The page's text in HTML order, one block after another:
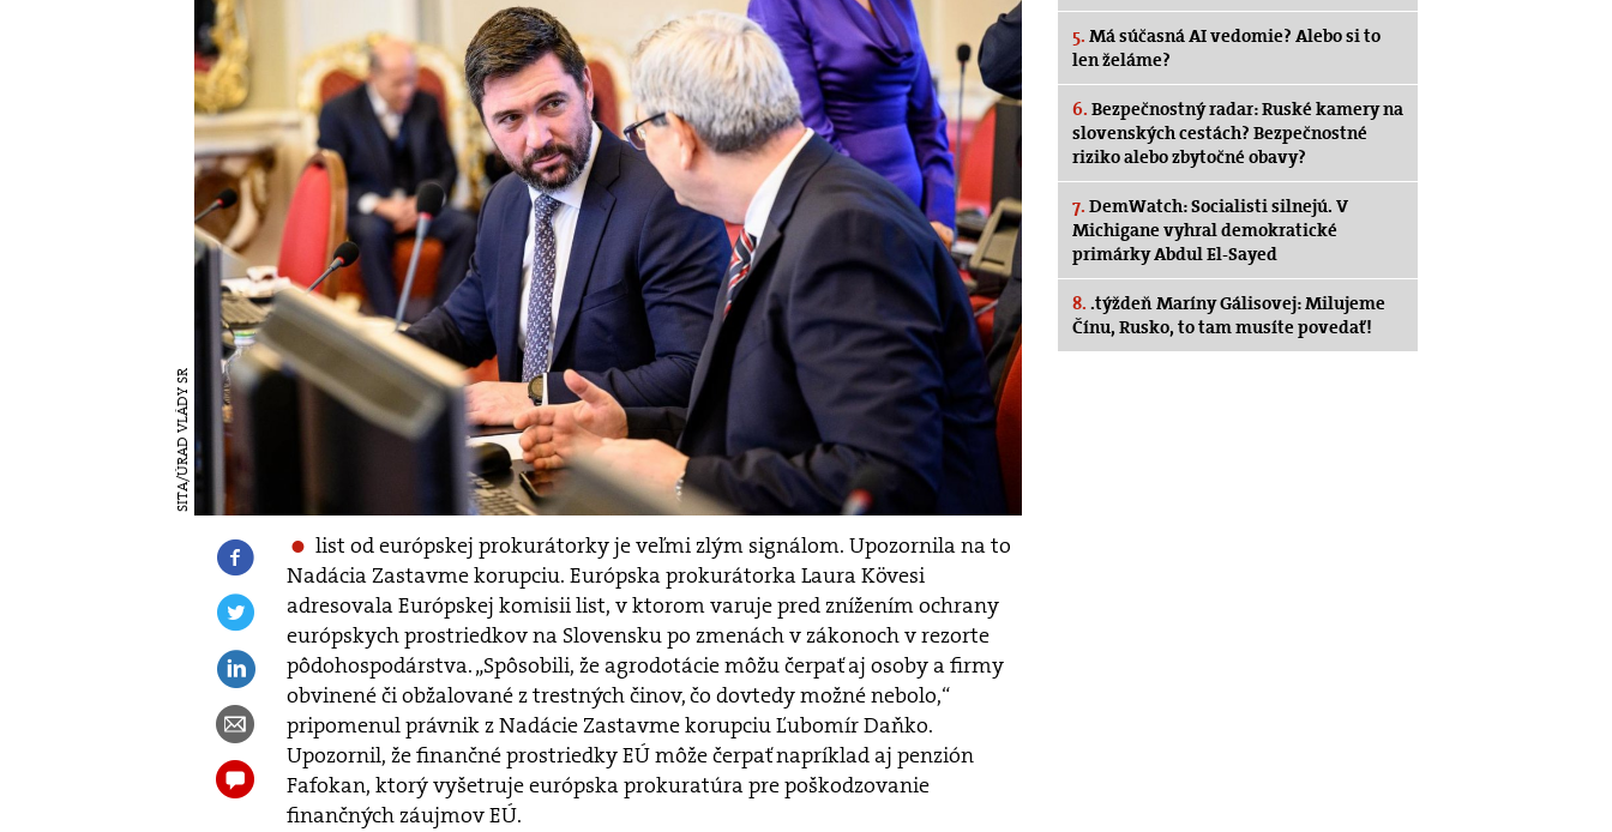
SITA/ÚRAD VLÁDY SR
list od európskej prokurátorky je veľmi zlým signálom. Upozornila na to
Nadácia Zastavme korupciu. Európska prokurátorka Laura Kövesi
adresovala Európskej komisii list, v ktorom varuje pred znížením ochrany
európskych prostriedkov na Slovensku po zmenách v zákonoch v rezorte
pôdohospodárstva. „Spôsobili, že agrodotácie môžu čerpať aj osoby a firmy
obvinené či obžalované z trestných činov, čo dovtedy možné nebolo,“
pripomenul právnik z Nadácie Zastavme korupciu Ľubomír Daňko.
Upozornil, že finančné prostriedky EÚ môže čerpať napríklad aj penzión
Fafokan, ktorý vyšetruje európska prokuratúra pre poškodzovanie
finančných záujmov EÚ.
5. Má súčasná AI vedomie? Alebo si to
len želáme?
6. Bezpečnostný radar: Ruské kamery na
slovenských cestách? Bezpečnostné
riziko alebo zbytočné obavy?
7. DemWatch: Socialisti silnejú. V
Michigane vyhral demokratické
primárky Abdul El-Sayed
8. .týždeň Maríny Gálisovej: Milujeme
Čínu, Rusko, to tam musíte povedať!